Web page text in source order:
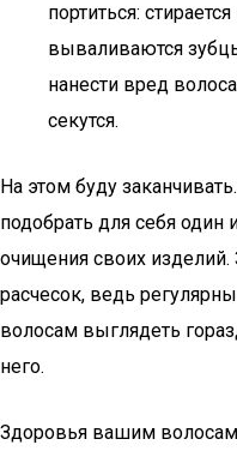
портиться:
вываливаются
нанести вред
секутся.
На этом буду
подобрать для себя один
очищения своих изделий.
расчесок, ведь
волосам выглядеть
него.
Здоровья вашим